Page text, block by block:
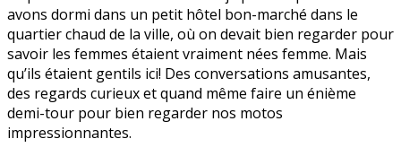
avons dormi dans un petit hôtel bon-marché dans le
quartier chaud de la ville, où on devait bien regarder pour
savoir les femmes étaient vraiment nées femme. Mais
qu’ils étaient gentils ici! Des conversations amusantes,
des regards curieux et quand même faire un énième
demi-tour pour bien regarder nos motos
impressionnantes.